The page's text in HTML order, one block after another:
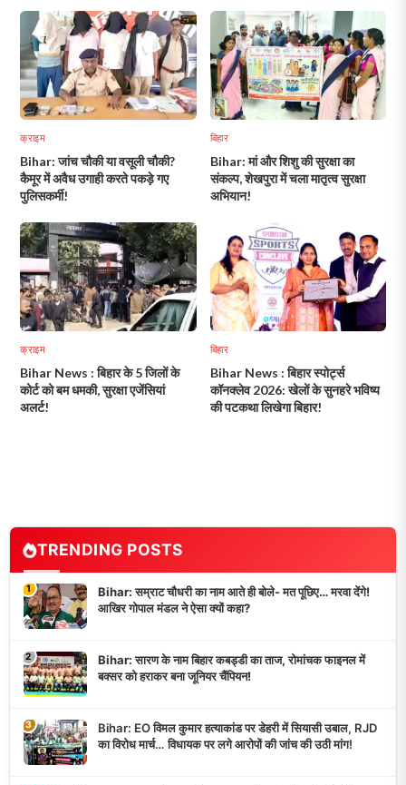
क्राइम
Bihar: जांच चौकी या वसूली चौकी?
कैमूर में अवैध उगाही करते पकड़े गए
पुलिसकर्मी!
बिहार
Bihar: मां और शिशु की सुरक्षा का
संकल्प, शेखपुरा में चला मातृत्व सुरक्षा
अभियान!
क्राइम
Bihar News : बिहार के 5 जिलों के
कोर्ट को बम धमकी, सुरक्षा एजेंसियां
अलर्ट!
बिहार
Bihar News : बिहार स्पोर्ट्स
कॉनक्लेव 2026: खेलों के सुनहरे भविष्य
की पटकथा लिखेगा बिहार!
TRENDING POSTS
1
Bihar: सम्राट चौधरी का नाम आते ही बोले- मत पूछिए… मरवा देंगे!
आखिर गोपाल मंडल ने ऐसा क्यों कहा?
2
Bihar: सारण के नाम बिहार कबड्डी का ताज, रोमांचक फाइनल में
बक्सर को हराकर बना जूनियर चैंपियन!
3
Bihar: EO विमल कुमार हत्याकांड पर डेहरी में सियासी उबाल, RJD
का विरोध मार्च… विधायक पर लगे आरोपों की जांच की उठी मांग!